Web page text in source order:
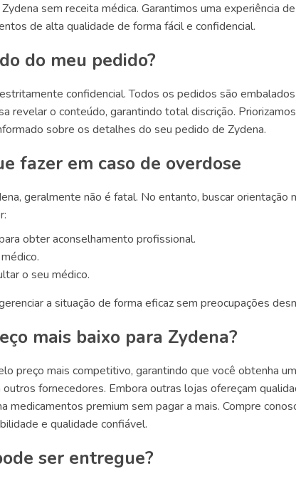
sem receita médica. Garantimos uma experiência
de alta qualidade de forma fácil e confidencial.
do meu pedido?
confidencial. Todos os pedidos são
revelar o conteúdo, garantindo total discrição.
sobre os detalhes do seu pedido de Zydena.
fazer em caso de overdose
geralmente não é fatal. No entanto, buscar orientação
obter aconselhamento profissional.
o seu médico.
a situação de forma eficaz sem preocupações
mais baixo para Zydena?
preço mais competitivo, garantindo que você obtenha
fornecedores. Embora outras lojas ofereçam
premium sem pagar a mais. Compre
e qualidade confiável.
ser entregue?